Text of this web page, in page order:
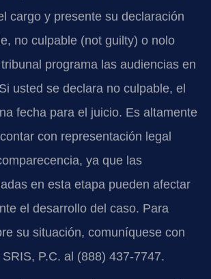
cargo y presente su declaración
no culpable (not guilty) o nolo
programa las audiencias en
usted se declara no culpable, el
fecha para el juicio. Es altamente
con representación legal
ya que las
en esta etapa pueden afectar
el desarrollo del caso. Para
su situación, comuníquese con
P.C. al (888) 437-7747.